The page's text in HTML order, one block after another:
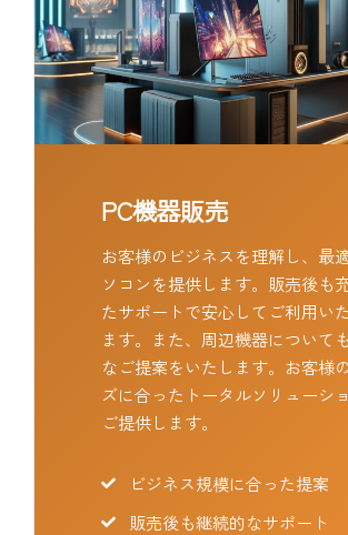
PC機器販売
お客様のビジネスを理解し、最
ソコンを提供します。販売後も
たサポートで安心してご利用い
ます。また、周辺機器について
なご提案をいたします。お客様
ズに合ったトータルソリューシ
ご提供します。
ビジネス規模に合った提案
販売後も継続的なサポート